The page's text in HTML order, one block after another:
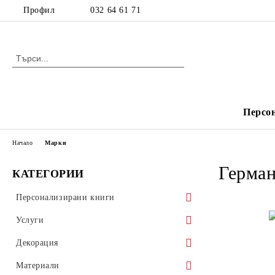
Профил 032 64 61 71
КАТЕГОРИИ
Персонализирани книги
Детски книжки
Издания с рецепти
Услуги
Печат
Фактури и химизирани документи
Декорация
Декорация за деца
Материали
Начало Марки